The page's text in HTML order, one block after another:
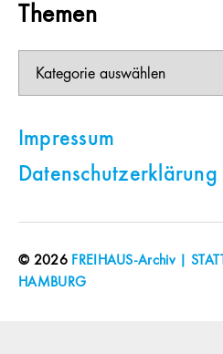
Themen
Impressum
Datenschutzerklärung
© 2026 FREIHAUS-Archiv |
HAMBURG